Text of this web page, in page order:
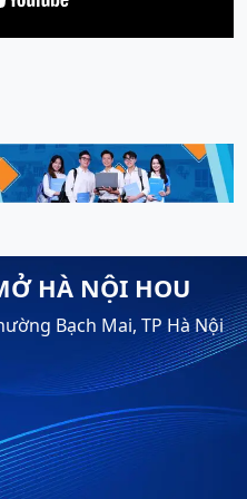
HÀ NỘI HOU
Bạch Mai, TP Hà Nội